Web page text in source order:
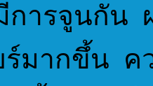
การจูนกัน
ร์มากขึ้น ค